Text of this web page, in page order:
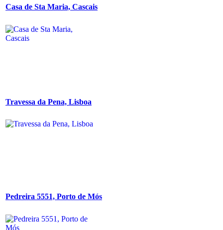
Casa de Sta Maria, Cascais
Travessa da Pena, Lisboa
Pedreira 5551, Porto de Mós